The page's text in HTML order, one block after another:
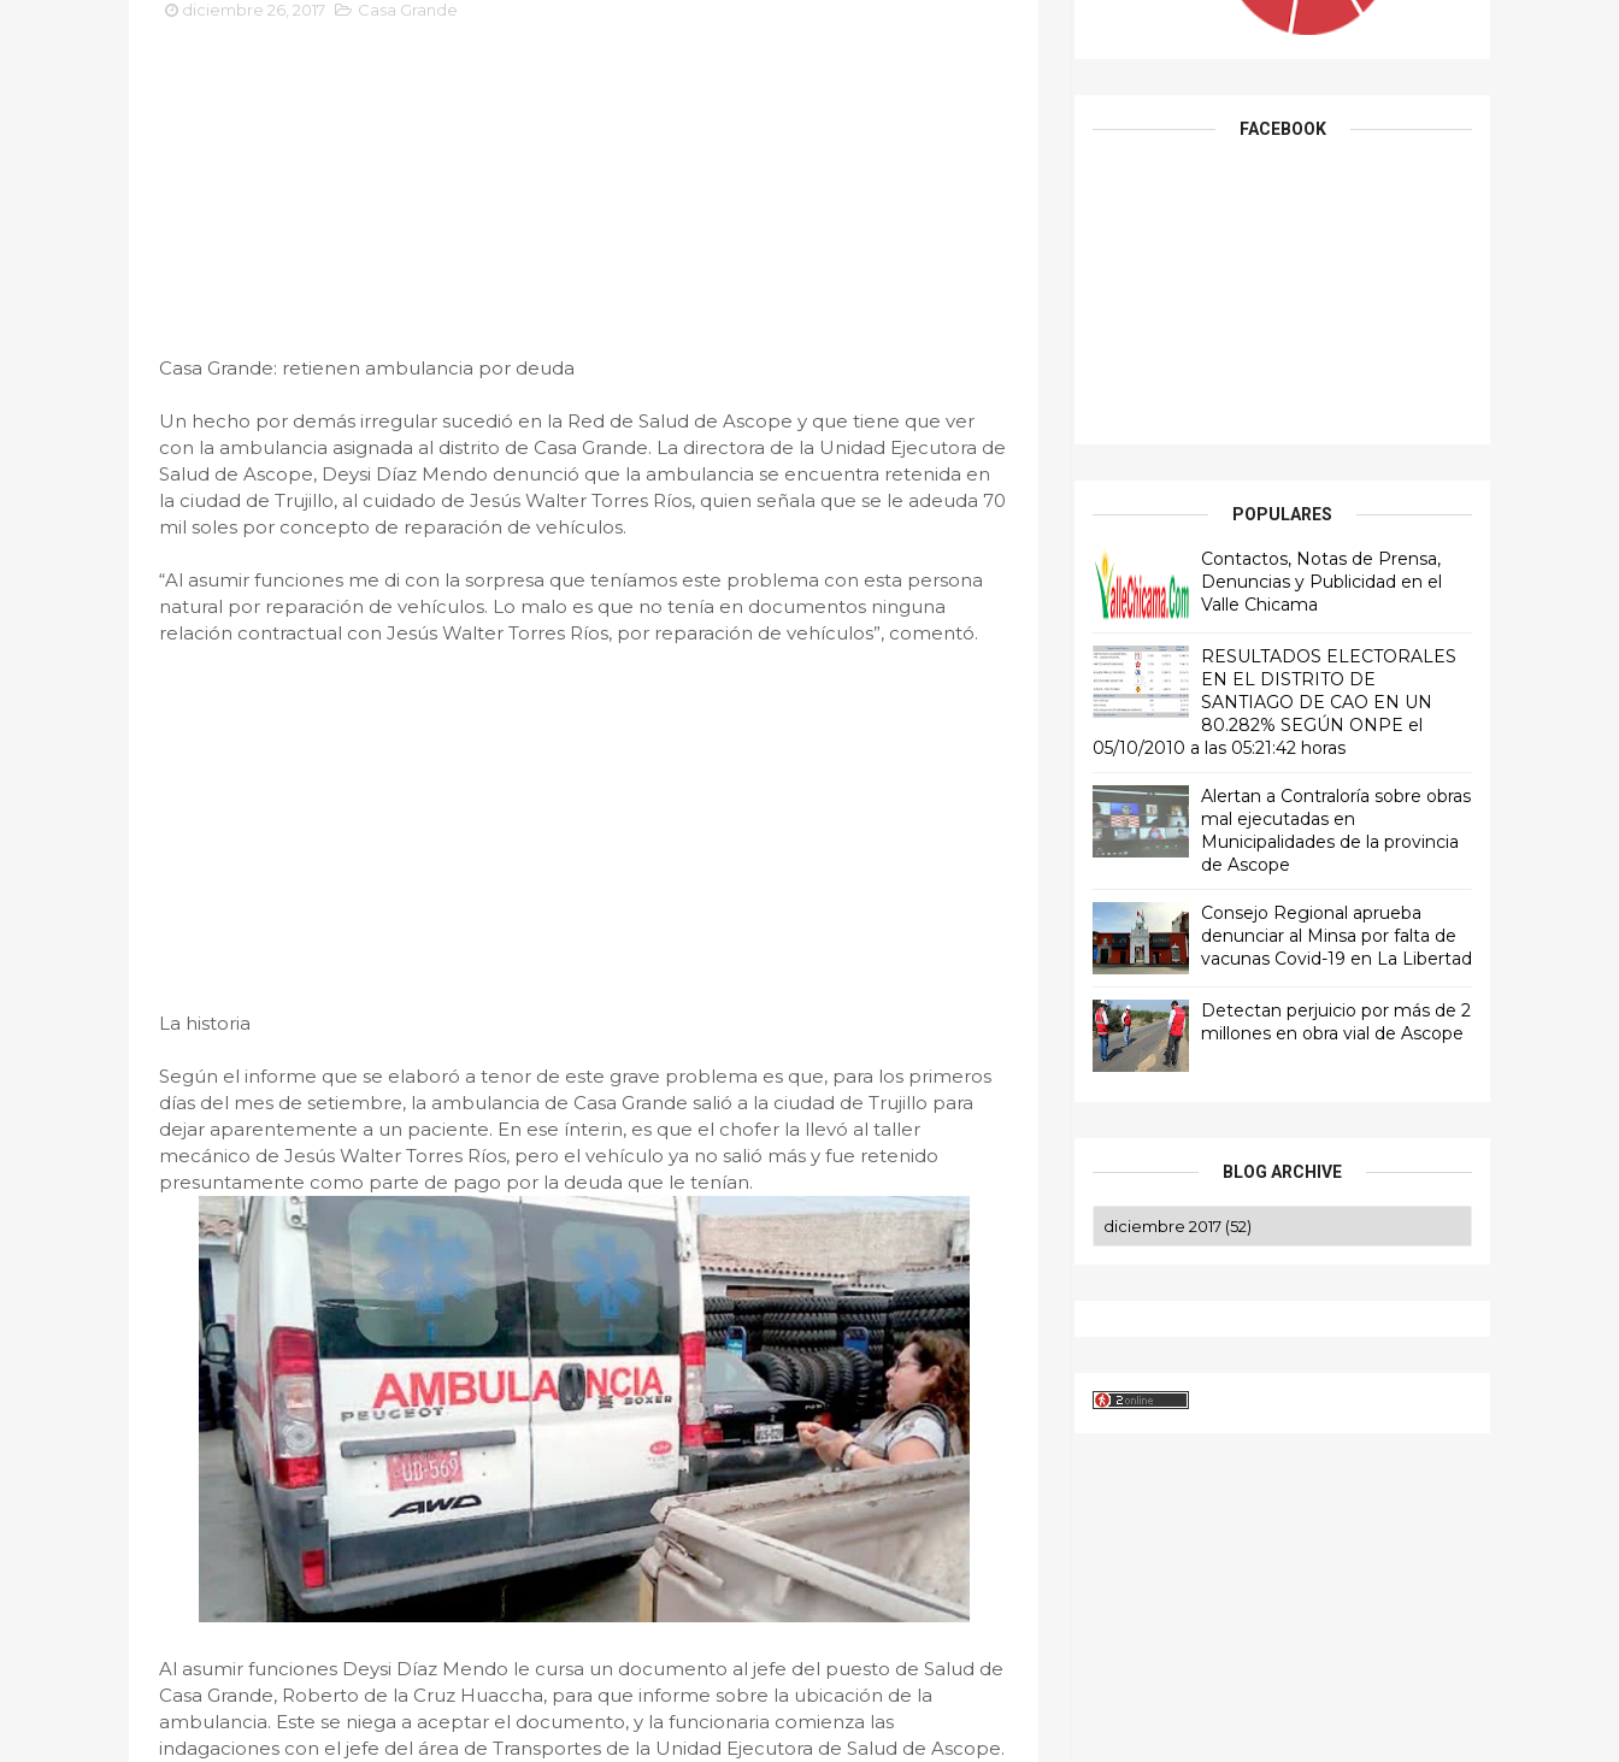
diciembre 26, 2017 Casa Grande
Casa Grande: retienen ambulancia por deuda
Un hecho por demás irregular sucedió en la Red de Salud de Ascope y que tiene que ver
con la ambulancia asignada al distrito de Casa Grande. La directora de la Unidad Ejecutora de
Salud de Ascope, Deysi Díaz Mendo denunció que la ambulancia se encuentra retenida en
la ciudad de Trujillo, al cuidado de Jesús Walter Torres Ríos, quien señala que se le adeuda 70
mil soles por concepto de reparación de vehículos.
“Al asumir funciones me di con la sorpresa que teníamos este problema con esta persona
natural por reparación de vehículos. Lo malo es que no tenía en documentos ninguna
relación contractual con Jesús Walter Torres Ríos, por reparación de vehículos”, comentó.
La historia
Según el informe que se elaboró a tenor de este grave problema es que, para los primeros
días del mes de setiembre, la ambulancia de Casa Grande salió a la ciudad de Trujillo para
dejar aparentemente a un paciente. En ese ínterin, es que el chofer la llevó al taller
mecánico de Jesús Walter Torres Ríos, pero el vehículo ya no salió más y fue retenido
presuntamente como parte de pago por la deuda que le tenían.
Al asumir funciones Deysi Díaz Mendo le cursa un documento al jefe del puesto de Salud de
Casa Grande, Roberto de la Cruz Huaccha, para que informe sobre la ubicación de la
ambulancia. Este se niega a aceptar el documento, y la funcionaria comienza las
indagaciones con el jefe del área de Transportes de la Unidad Ejecutora de Salud de Ascope.
FACEBOOK
POPULARES
Contactos, Notas de Prensa,
Denuncias y Publicidad en el
Valle Chicama
RESULTADOS ELECTORALES
EN EL DISTRITO DE
SANTIAGO DE CAO EN UN
80.282% SEGÚN ONPE el
05/10/2010 a las 05:21:42 horas
Alertan a Contraloría sobre obras
mal ejecutadas en
Municipalidades de la provincia
de Ascope
Consejo Regional aprueba
denunciar al Minsa por falta de
vacunas Covid-19 en La Libertad
Detectan perjuicio por más de 2
millones en obra vial de Ascope
BLOG ARCHIVE